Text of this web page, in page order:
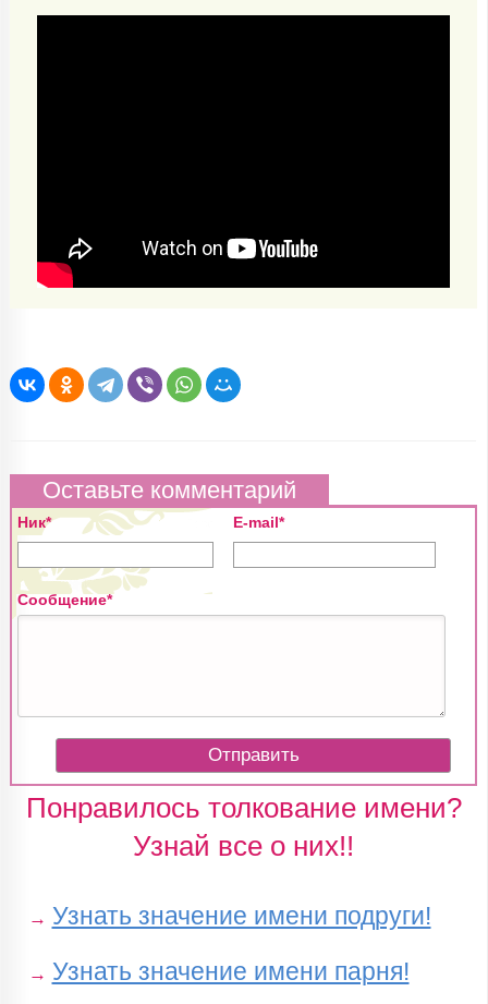
Оставьте комментарий
Ник* E-mail*
Сообщение*
Понравилось толкование имени?
Узнай все о них!!
→ Узнать значение имени подруги!
→ Узнать значение имени парня!